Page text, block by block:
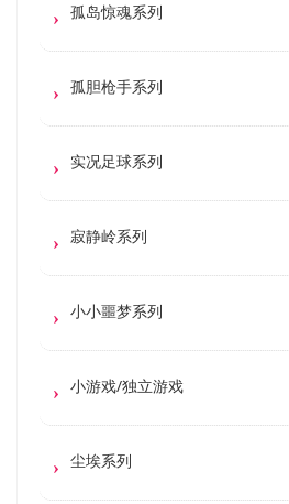
孤岛惊魂系列
孤胆枪手系列
实况足球系列
寂静岭系列
小小噩梦系列
小游戏/独立游戏
尘埃系列